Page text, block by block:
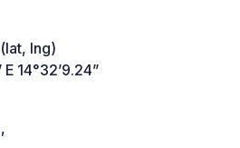
lng)
14°32’9.24”